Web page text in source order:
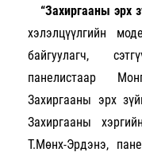
“Захиргааны эрх
хэлэлцүүлгийн
байгуулагч,
панелистаар
Захиргааны эрх
Захиргааны
Т.Мөнх-Эрдэнэ,